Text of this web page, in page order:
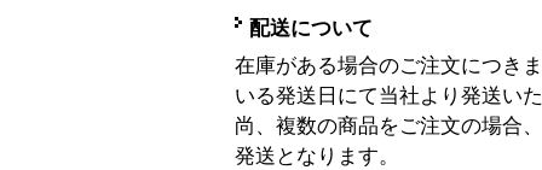
配送について
在庫がある場合のご注文につき
いる発送日にて当社より発送い
尚、複数の商品をご注文の場合
発送となります。